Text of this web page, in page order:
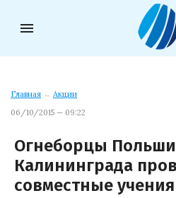
menu
Главная → Акции
06/10/2015 — 09:22
Огнеборцы
Калининграда
совместные